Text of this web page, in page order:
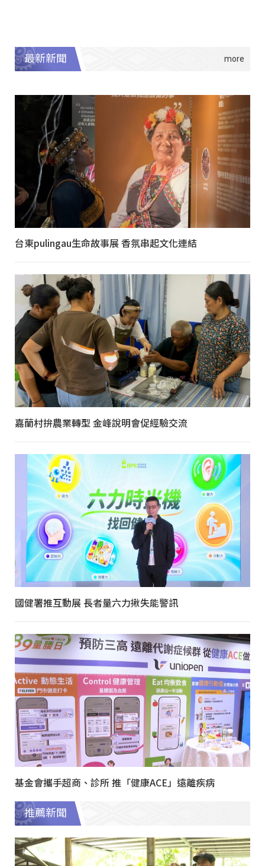
最新新聞
台東pulingau生命故事展 香氛串起文化連結
嘉蘭村拚農業轉型 金峰說明會促經驗交流
國健署推互動展 長者量六力揪失能警訊
基金會攜手超商、診所 推「健康ACE」遠離疾病
推薦新聞